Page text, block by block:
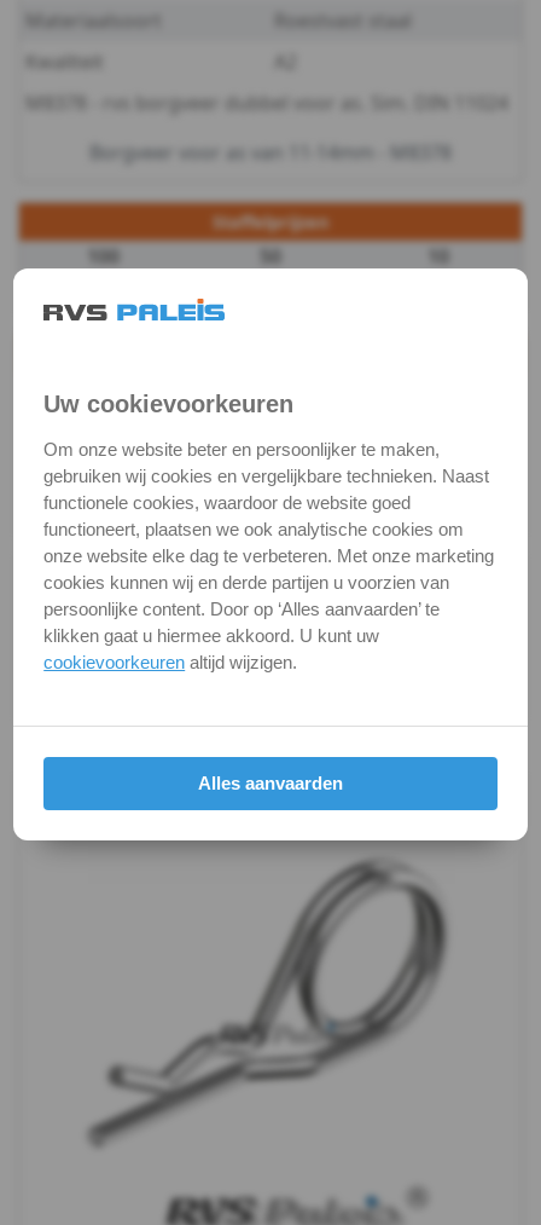
en
toebehoren
Kabel,
ketting,
toebeh.
-
Seilflechter
Borgveer voor as van 11-14mm - M8378
Materiaalsoort
Roestvast staal
Kwaliteit
M8378 - rvs borgveer dubbel voor as. Sim. DIN 11024
Staffelprijzen
100 50
€ 1,17 excl.btw
Productnaam
DIN / Artikelnummer
M 8378
Kwaliteit
A2 ( RVS / INOX )
Alle maten zijn in millimeters.
Foto's van producten zijn alleen illustraties en
kunnen soms afwijken van het werkelijke object. Het
verandert niets aan hun fundamentele
Productafbeeldingen
Uw cookievoorkeuren
Om onze website beter en persoonlijker te maken,
gebruiken wij cookies en vergelijkbare technieken. Naast
functionele cookies, waardoor de website goed
functioneert, plaatsen we ook analytische cookies om
onze website elke dag te verbeteren. Met onze marketing
cookies kunnen wij en derde partijen u voorzien van
persoonlijke content. Door op ‘Alles aanvaarden’ te
klikken gaat u hiermee akkoord. U kunt uw
cookievoorkeuren altijd wijzigen.
Alles aanvaarden